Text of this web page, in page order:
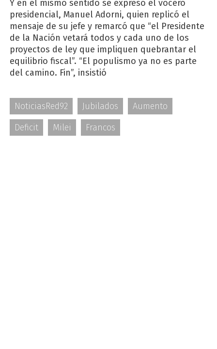
Y en el mismo sentido se expresó el vocero
presidencial, Manuel Adorni, quien replicó el
mensaje de su jefe y remarcó que “el Presidente
de la Nación vetará todos y cada uno de los
proyectos de ley que impliquen quebrantar el
equilibrio fiscal”. “El populismo ya no es parte
del camino. Fin”, insistió
NoticiasRed92 Jubilados
Aumento
Deficit
Milei Francos